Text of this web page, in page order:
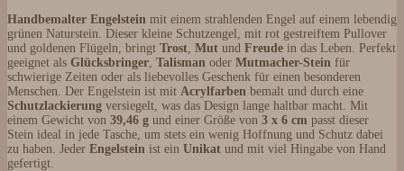
Handbemalter Engelstein mit einem strahlenden Engel auf einem lebendig
grünen Naturstein. Dieser kleine Schutzengel, mit rot gestreiftem Pullover
und goldenen Flügeln, bringt Trost Mut und Freude in das Leben. Perfekt
geeignet als Glücksbringer Talisman oder Mutmacher-Stein für
schwierige Zeiten oder als liebevolles Geschenk für einen besonderen
Menschen. Der Engelstein ist mit Acrylfarben bemalt und durch eine
Schutzlackierung versiegelt, was das Design lange haltbar macht. Mit
einem Gewicht von 39,46 g und einer Größe von 3 x 6 cm passt dieser
Stein ideal in jede Tasche, um stets ein wenig Hoffnung und Schutz dabei
zu haben. Jeder Engelstein ist ein Unikat und mit viel Hingabe von Hand
gefertigt.